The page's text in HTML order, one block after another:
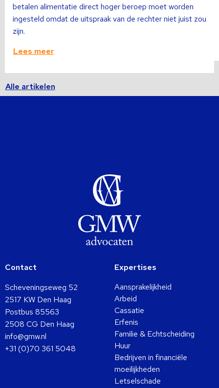
betalen alimentatie direct hoger beroep moet worden
ingesteld omdat de uitspraak van de rechter niet juist zou
zijn.
Lees meer
Alle artikelen
Contact
Scheveningseweg 52
2517 KW Den Haag
Postbus 85563
2508 CG Den Haag
info@gmw.nl
+31 (0)70 361 5048
Expertises
Aansprakelijkheid
Arbeid
Cassatie
Erfenis
Familie & Echtscheiding
Huur
Bedrijven in financiële
moeilijkheden
Letselschade